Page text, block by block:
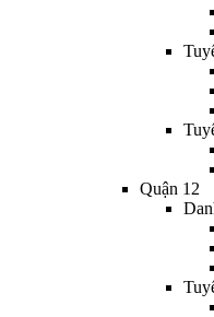
Quận 12